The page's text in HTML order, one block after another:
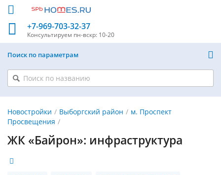
+7-969-703-32-37
Консультируем пн-вскр: 10-20
Поиск по параметрам
Новостройки Выборгский район
м. Проспект
Просвещения
ЖК «Байрон»: инфраструктура